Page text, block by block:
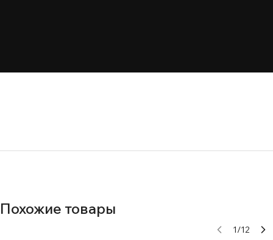
Похожие товары
1/12